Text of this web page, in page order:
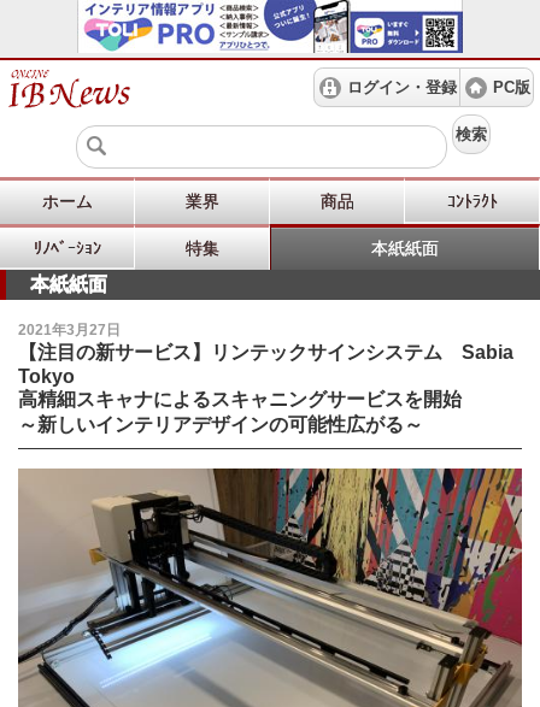
ログイン・登録 PC版
検索
ホーム 業界 商品 ｺﾝﾄﾗｸﾄ
ﾘﾉﾍﾞｰｼｮﾝ 特集 本紙紙面
本紙紙面
2021年3月27日
【注目の新サービス】リンテックサインシステム Sabia
Tokyo
高精細スキャナによるスキャニングサービスを開始
～新しいインテリアデザインの可能性広がる～